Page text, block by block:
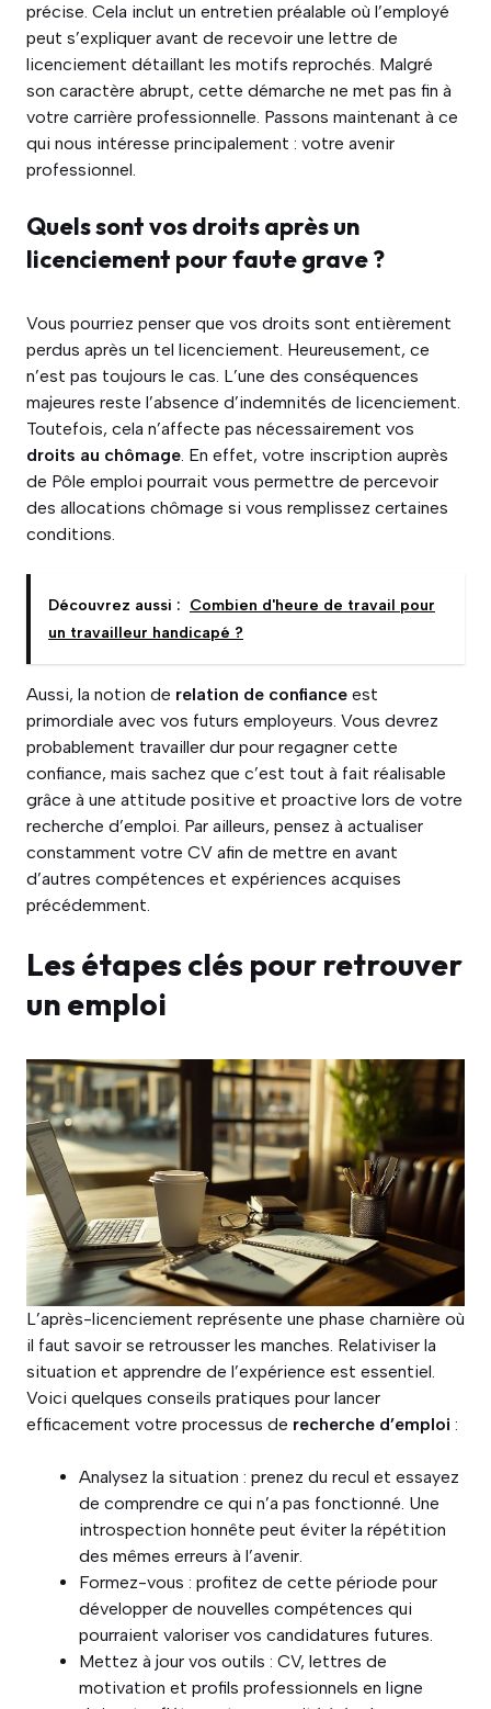
précise. Cela inclut un entretien préalable où l’employé
peut s’expliquer avant de recevoir une lettre de
licenciement détaillant les motifs reprochés. Malgré
son caractère abrupt, cette démarche ne met pas fin à
votre carrière professionnelle. Passons maintenant à ce
qui nous intéresse principalement : votre avenir
professionnel.
Quels sont vos droits après un
licenciement pour faute grave ?
Vous pourriez penser que vos droits sont entièrement
perdus après un tel licenciement. Heureusement, ce
n’est pas toujours le cas. L’une des conséquences
majeures reste l’absence d’indemnités de licenciement.
Toutefois, cela n’affecte pas nécessairement vos
droits au chômage. En effet, votre inscription auprès
de Pôle emploi pourrait vous permettre de percevoir
des allocations chômage si vous remplissez certaines
conditions.
Découvrez aussi : Combien d'heure de travail pour
un travailleur handicapé ?
Aussi, la notion de relation de confiance est
primordiale avec vos futurs employeurs. Vous devrez
probablement travailler dur pour regagner cette
confiance, mais sachez que c’est tout à fait réalisable
grâce à une attitude positive et proactive lors de votre
recherche d’emploi. Par ailleurs, pensez à actualiser
constamment votre CV afin de mettre en avant
d’autres compétences et expériences acquises
précédemment.
Les étapes clés pour retrouver
un emploi
L’après-licenciement représente une phase charnière où
il faut savoir se retrousser les manches. Relativiser la
situation et apprendre de l’expérience est essentiel.
Voici quelques conseils pratiques pour lancer
efficacement votre processus de recherche d’emploi :
Analysez la situation : prenez du recul et essayez
de comprendre ce qui n’a pas fonctionné. Une
introspection honnête peut éviter la répétition
des mêmes erreurs à l’avenir.
Formez-vous : profitez de cette période pour
développer de nouvelles compétences qui
pourraient valoriser vos candidatures futures.
Mettez à jour vos outils : CV, lettres de
motivation et profils professionnels en ligne